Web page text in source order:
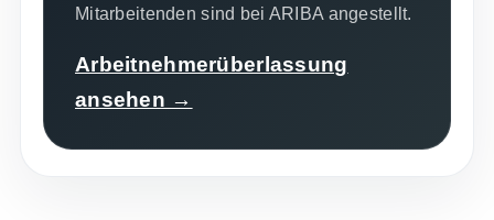
Mitarbeitenden sind bei ARIBA angestellt.
Arbeitnehmerüberlassung
ansehen →